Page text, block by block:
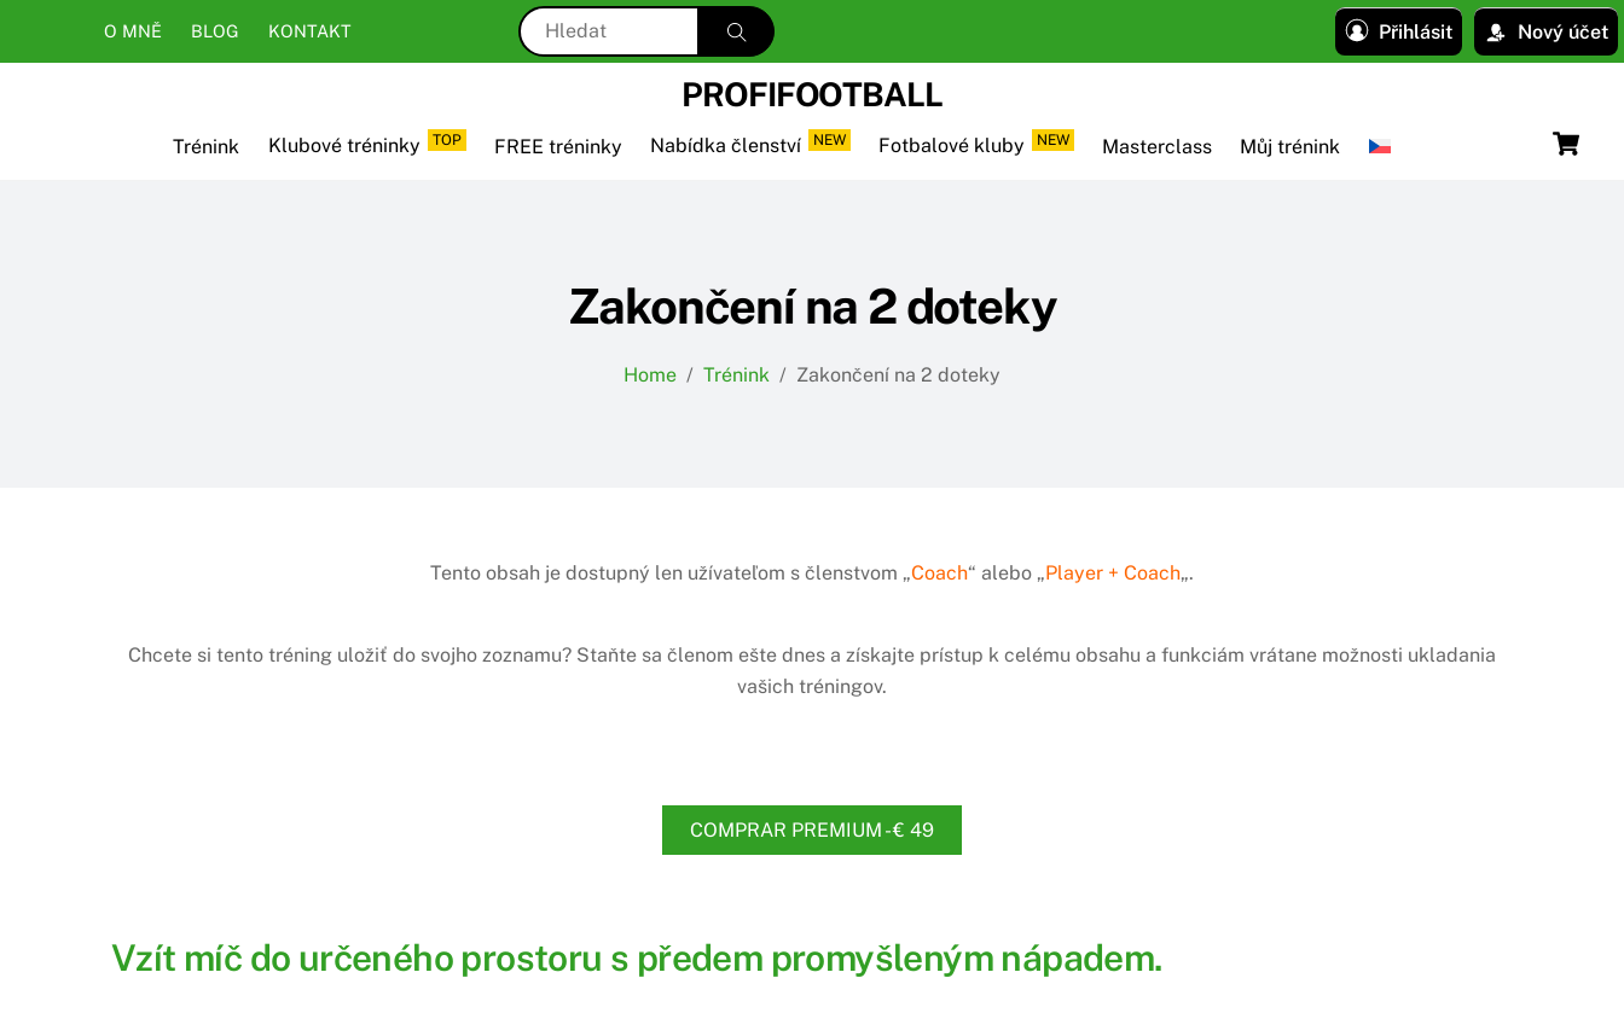
O MNĚ BLOG KONTAKT Přihlásit Nový účet
PROFIFOOTBALL
Trénink Klubové tréninky TOP FREE tréninky Nabídka členství NEW Fotbalové kluby NEW Masterclass Můj trénink
Zakončení na 2 doteky
Home / Trénink / Zakončení na 2 doteky
Tento obsah je dostupný len užívateľom s členstvom „Coach“ alebo „Player + Coach„.
Chcete si tento tréning uložiť do svojho zoznamu? Staňte sa členom ešte dnes a získajte prístup k celému obsahu a funkciám vrátane možnosti ukladania
vašich tréningov.
COMPRAR PREMIUM - € 49
Vzít míč do určeného prostoru s předem promyšleným nápadem.